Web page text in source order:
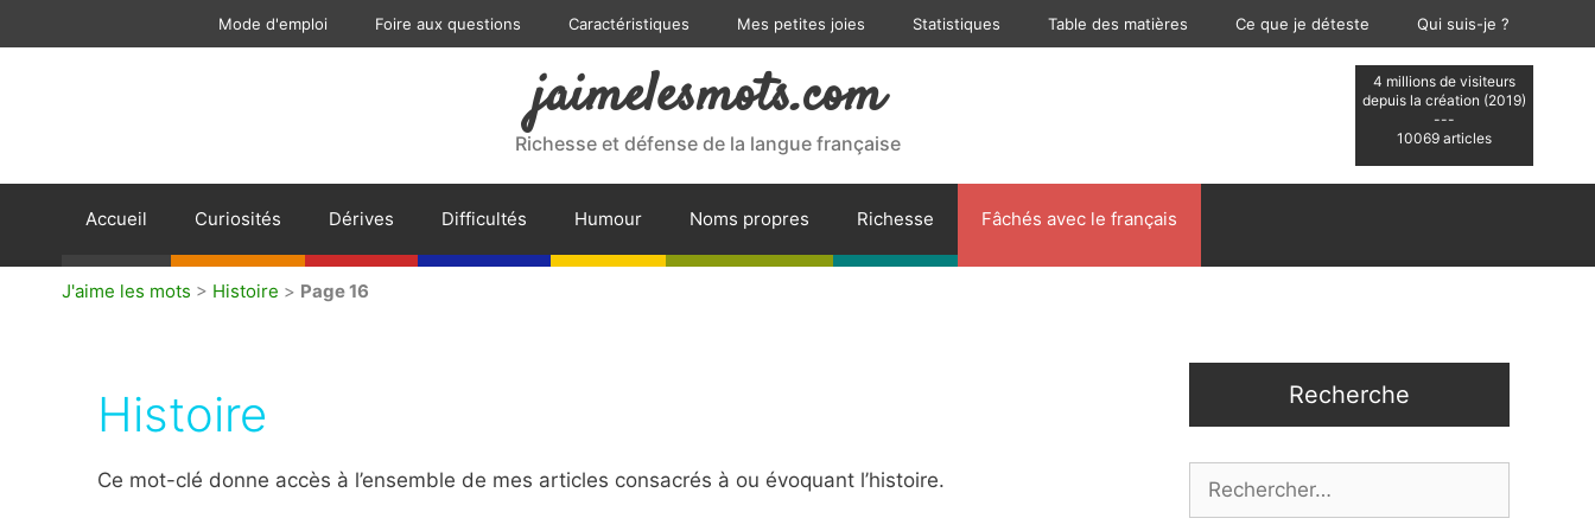
Mode d'emploi Foire aux questions Caractéristiques Mes petites joies Statistiques Table des matières Ce que je déteste Qui suis-je ?
4 millions de visiteurs
depuis la création (2019)
---
10069 articles
jaimelesmots.com
Richesse et défense de la langue française
Accueil Curiosités Dérives Difficultés Humour Noms propres Richesse Fâchés avec le français
J'aime les mots > Histoire > Page 16
Histoire
Ce mot-clé donne accès à l’ensemble de mes articles consacrés à ou évoquant l’histoire.
Recherche